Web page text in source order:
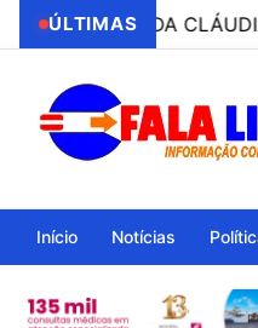
ÚLTIMAS
CLÁUDIA FÉLIX;
Início Notícias